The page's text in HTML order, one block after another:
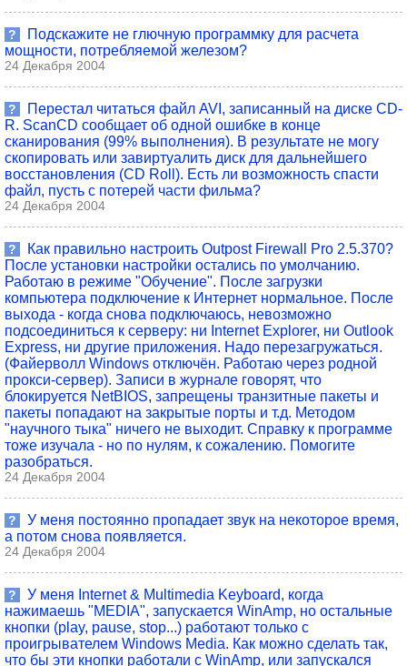
?
Подскажите не глючную программку для расчета
мощности, потребляемой железом?
24 Декабря 2004
?
Перестал читаться файл AVI, записанный на диске CD-
R. ScanCD сообщает об одной ошибке в конце
сканирования (99% выполнения). В результате не могу
скопировать или завиртуалить диск для дальнейшего
восстановления (CD Roll). Есть ли возможность спасти
файл, пусть с потерей части фильма?
24 Декабря 2004
?
Как правильно настроить Outpost Firewall Pro 2.5.370?
После установки настройки остались по умолчанию.
Работаю в режиме "Обучение". После загрузки
компьютера подключение к Интернет нормальное. После
выхода - когда снова подключаюсь, невозможно
подсоединиться к серверу: ни Internet Explorer, ни Outlook
Express, ни другие приложения. Надо перезагружаться.
(Файерволл Windows отключён. Работаю через родной
прокси-сервер). Записи в журнале говорят, что
блокируется NetBIOS, запрещены транзитные пакеты и
пакеты попадают на закрытые порты и т.д. Методом
"научного тыка" ничего не выходит. Справку к программе
тоже изучала - но по нулям, к сожалению. Помогите
разобраться.
24 Декабря 2004
?
У меня постоянно пропадает звук на некоторое время,
а потом снова появляется.
24 Декабря 2004
?
У меня Internet & Multimedia Keyboard, когда
нажимаешь "MEDIA", запускается WinAmp, но остальные
кнопки (play, pause, stop...) работают только с
проигрывателем Windows Media. Как можно сделать так,
что бы эти кнопки работали с WinAmp, или запускался